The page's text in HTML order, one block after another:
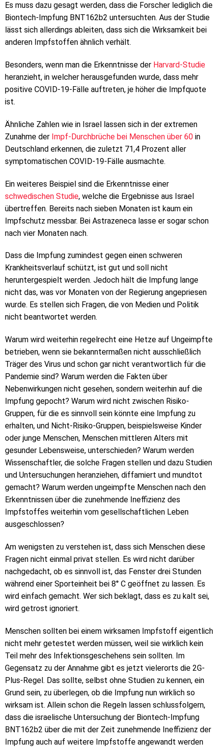
Es muss dazu gesagt werden, dass die Forscher lediglich die
Biontech-Impfung BNT162b2 untersuchten. Aus der Studie
lässt sich allerdings ableiten, dass sich die Wirksamkeit bei
anderen Impfstoffen ähnlich verhält.
Besonders, wenn man die Erkenntnisse der Harvard-Studie
heranzieht, in welcher herausgefunden wurde, dass mehr
positive COVID-19-Fälle auftreten, je höher die Impfquote
ist.
Ähnliche Zahlen wie in Israel lassen sich in der extremen
Zunahme der Impf-Durchbrüche bei Menschen über 60 in
Deutschland erkennen, die zuletzt 71,4 Prozent aller
symptomatischen COVID-19-Fälle ausmachte.
Ein weiteres Beispiel sind die Erkenntnisse einer
schwedischen Studie, welche die Ergebnisse aus Israel
übertreffen. Bereits nach sieben Monaten ist kaum ein
Impfschutz messbar. Bei Astrazeneca lasse er sogar schon
nach vier Monaten nach.
Dass die Impfung zumindest gegen einen schweren
Krankheitsverlauf schützt, ist gut und soll nicht
heruntergespielt werden. Jedoch hält die Impfung lange
nicht das, was vor Monaten von der Regierung angepriesen
wurde. Es stellen sich Fragen, die von Medien und Politik
nicht beantwortet werden.
Warum wird weiterhin regelrecht eine Hetze auf Ungeimpfte
betrieben, wenn sie bekanntermaßen nicht ausschließlich
Träger des Virus und schon gar nicht verantwortlich für die
Pandemie sind? Warum werden die Fakten über
Nebenwirkungen nicht gesehen, sondern weiterhin auf die
Impfung gepocht? Warum wird nicht zwischen Risiko-
Gruppen, für die es sinnvoll sein könnte eine Impfung zu
erhalten, und Nicht-Risiko-Gruppen, beispielsweise Kinder
oder junge Menschen, Menschen mittleren Alters mit
gesunder Lebensweise, unterschieden? Warum werden
Wissenschaftler, die solche Fragen stellen und dazu Studien
und Untersuchungen heranziehen, diffamiert und mundtot
gemacht? Warum werden ungeimpfte Menschen nach den
Erkenntnissen über die zunehmende Ineffizienz des
Impfstoffes weiterhin vom gesellschaftlichen Leben
ausgeschlossen?
Am wenigsten zu verstehen ist, dass sich Menschen diese
Fragen nicht einmal privat stellen. Es wird nicht darüber
nachgedacht, ob es sinnvoll ist, das Fenster drei Stunden
während einer Sporteinheit bei 8° C geöffnet zu lassen. Es
wird einfach gemacht. Wer sich beklagt, dass es zu kalt sei,
wird getrost ignoriert.
Menschen sollten bei einem wirksamen Impfstoff eigentlich
nicht mehr getestet werden müssen, weil sie wirklich kein
Teil mehr des Infektionsgeschehens sein sollten. Im
Gegensatz zu der Annahme gibt es jetzt vielerorts die 2G-
Plus-Regel. Das sollte, selbst ohne Studien zu kennen, ein
Grund sein, zu überlegen, ob die Impfung nun wirklich so
wirksam ist. Allein schon die Regeln lassen schlussfolgern,
dass die israelische Untersuchung der Biontech-Impfung
BNT162b2 über die mit der Zeit zunehmende Ineffizienz der
Impfung auch auf weitere Impfstoffe angewandt werden